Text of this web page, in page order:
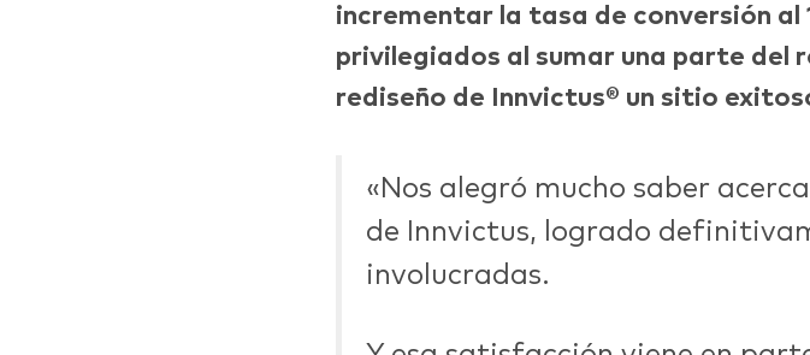
incrementar la tasa de conversión al
privilegiados al sumar una parte del
rediseño de Innvictus® un sitio
«Nos alegró mucho saber
de Innvictus, logrado
involucradas.
hi@nett.mx